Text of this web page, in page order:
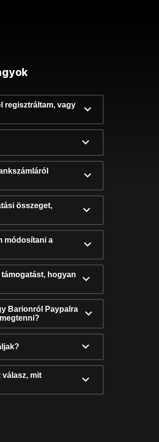
regisztráltam, vagy
összeget,
módosítani a
hogyan
Barionról Paypalra
válasz, mit